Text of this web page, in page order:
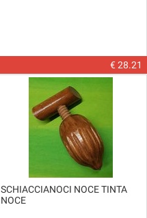
€ 28.21
SCHIACCIANOCI NOCE TINTA
NOCE